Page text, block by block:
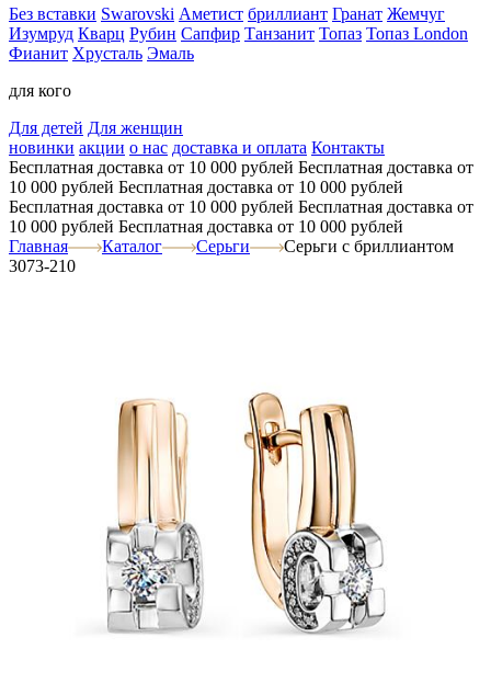
Без вставки Swarovski Аметист бриллиант Гранат Жемчуг
Изумруд Кварц Рубин Сапфир Танзанит Топаз Топаз London
Фианит Хрусталь Эмаль
для кого
Для детей Для женщин
новинки акции о нас доставка и оплата Контакты
Бесплатная доставка от 10 000 рублей Бесплатная доставка от
10 000 рублей Бесплатная доставка от 10 000 рублей
Бесплатная доставка от 10 000 рублей Бесплатная доставка от
10 000 рублей Бесплатная доставка от 10 000 рублей
Главная
Каталог Серьги
Серьги с бриллиантом
3073-210